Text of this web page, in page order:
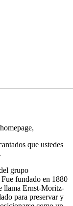
que ustedes
grupo
fundado en 1880
llama Ernst-Moritz-
para preservar y